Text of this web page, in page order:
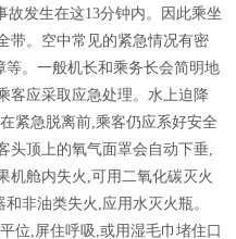
故发生在这13分钟内。因此乘坐
带。空中常见的紧急情况有密
。一般机长和乘务长会简明地
客应采取应急处理。水上迫降
紧急脱离前,乘客仍应系好安全
头顶上的氧气面罩会自动下垂,
机舱内失火,可用二氧化碳灭火
非油类失火,应用水灭火瓶。
位,屏住呼吸,或用湿毛巾堵住口